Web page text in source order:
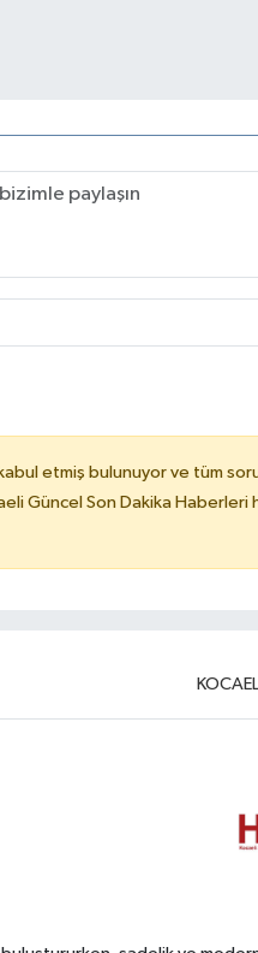
kabul etmiş bulunuyor ve tüm
Güncel Son Dakika
KOCAELİ